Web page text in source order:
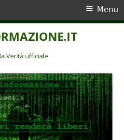
Verità ufficiale
Menu